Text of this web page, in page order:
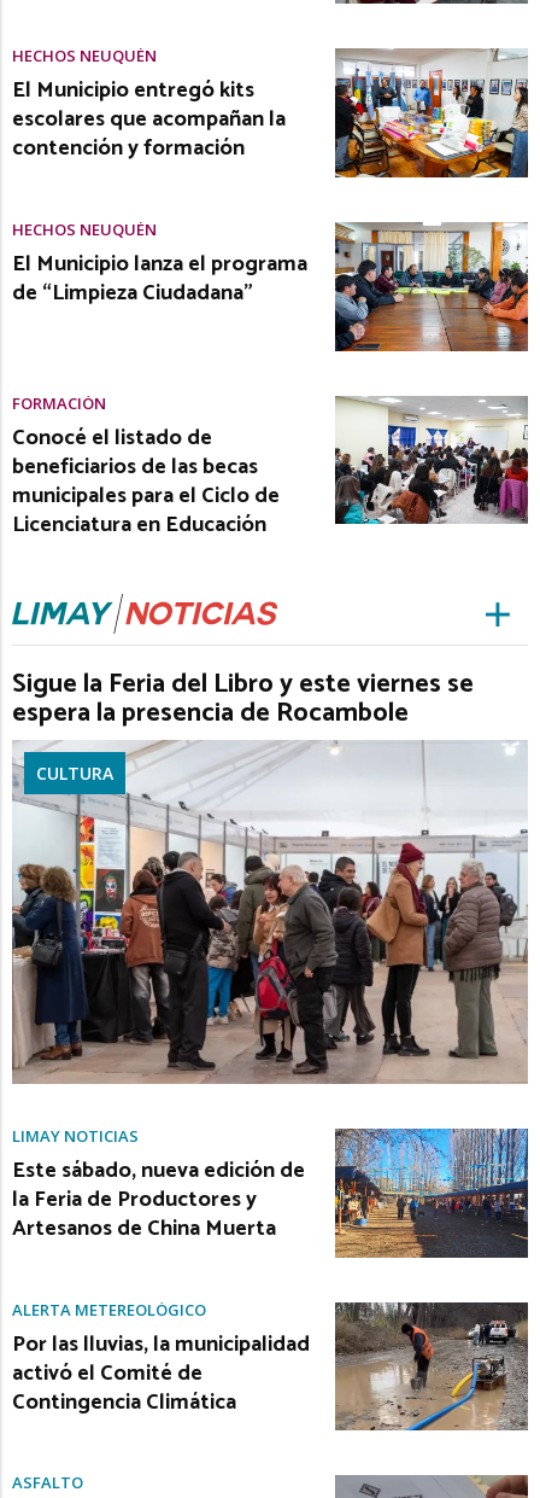
HECHOS NEUQUÉN
El Municipio entregó kits
escolares que acompañan la
contención y formación
HECHOS NEUQUÉN
El Municipio lanza el programa
de “Limpieza Ciudadana”
FORMACIÓN
Conocé el listado de
beneficiarios de las becas
municipales para el Ciclo de
Licenciatura en Educación
Sigue la Feria del Libro y este viernes se
espera la presencia de Rocambole
CULTURA
LIMAY NOTICIAS
Este sábado, nueva edición de
la Feria de Productores y
Artesanos de China Muerta
ALERTA METEREOLÓGICO
Por las lluvias, la municipalidad
activó el Comité de
Contingencia Climática
ASFALTO